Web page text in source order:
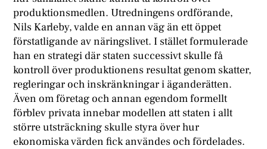
produktionsmedlen. Utredningens ordförande,
Nils Karleby, valde en annan väg än ett öppet
förstatligande av näringslivet. I stället formulerade
han en strategi där staten successivt skulle få
kontroll över produktionens resultat genom skatter,
regleringar och inskränkningar i äganderätten.
Även om företag och annan egendom formellt
förblev privata innebar modellen att staten i allt
större utsträckning skulle styra över hur
ekonomiska värden fick användes och fördelades.